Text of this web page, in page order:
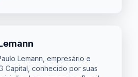
Lemann, empresário e
Capital, conhecido por suas